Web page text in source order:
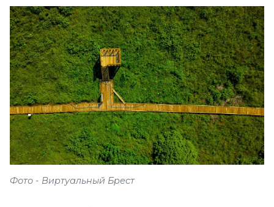
Фото - Виртуальный Брест